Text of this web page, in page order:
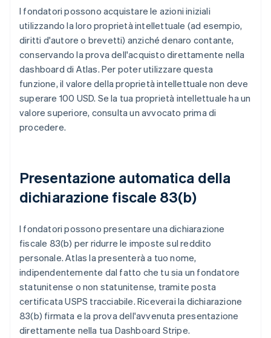
I fondatori possono acquistare le azioni iniziali
utilizzando la loro proprietà intellettuale (ad esempio,
diritti d'autore o brevetti) anziché denaro contante,
conservando la prova dell'acquisto direttamente nella
dashboard di Atlas. Per poter utilizzare questa
funzione, il valore della proprietà intellettuale non deve
superare 100 USD. Se la tua proprietà intellettuale ha un
valore superiore, consulta un avvocato prima di
procedere.
Presentazione automatica della
dichiarazione fiscale 83(b)
I fondatori possono presentare una dichiarazione
fiscale 83(b) per ridurre le imposte sul reddito
personale. Atlas la presenterà a tuo nome,
indipendentemente dal fatto che tu sia un fondatore
statunitense o non statunitense, tramite posta
certificata USPS tracciabile. Riceverai la dichiarazione
83(b) firmata e la prova dell'avvenuta presentazione
direttamente nella tua Dashboard Stripe.